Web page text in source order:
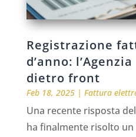
Registrazione
d’anno:
dietro front
Feb 18, 2025| Fattura
Una recente risposta
ha finalmente risolto un